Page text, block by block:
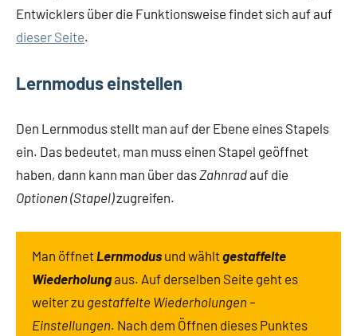
Entwicklers über die Funktionsweise findet sich auf auf
dieser Seite.
Lernmodus einstellen
Den Lernmodus stellt man auf der Ebene eines Stapels
ein. Das bedeutet, man muss einen Stapel geöffnet
haben, dann kann man über dasZahnradauf die
Optionen (Stapel)zugreifen.
Man öffnetLernmodus und wähltgestaffelte
Wiederholungaus. Auf derselben Seite geht es
weiter zu gestaffelte Wiederholungen –
Einstellungen. Nach dem Öffnen dieses Punktes